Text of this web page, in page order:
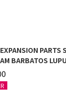
PARTS
BARBATOS
送]